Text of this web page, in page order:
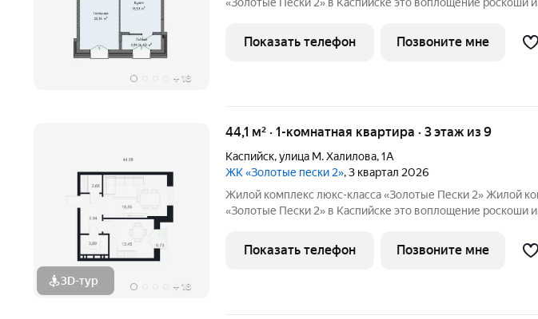
+ 18
100 шагах от моря! Дом строится по проектному
в партнерстве
Показать телефон Позвоните мне
3D-тур + 18
44,1 м² · 1-комнатная квартира · 3 этаж из 9
Каспийск,улица М. Халилова,1А
ЖК «Золотые пески 2», 3 квартал 2026
Жилой комплекс люкс-класса «Золотые Пески 2» Жилой
«Золотые Пески 2» в Каспийске это воплощение роскоши и
100 шагах от моря! Дом строится по проектному
в партнерстве
Показать телефон Позвоните мне